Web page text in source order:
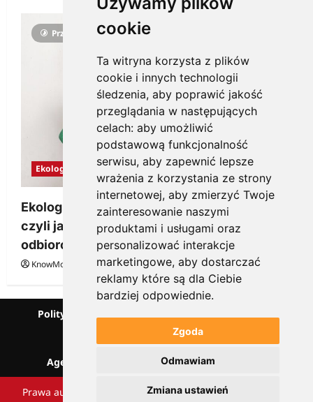
cookie
Ta witryna korzysta z plików
cookie i innych technologii
śledzenia, aby poprawić jakość
przeglądania w następujących
celach: aby umożliwić
podstawową funkcjonalność
serwisu, aby zapewnić lepsze
wrażenia z korzystania ze strony
internetowej, aby zmierzyć Twoje
zainteresowanie naszymi
produktami i usługami oraz
personalizować interakcje
marketingowe, aby dostarczać
reklamy które są dla Ciebie
bardziej odpowiednie.
Zgoda
Odmawiam
Zmiana ustawień
Przeczytano 3 minut
Ekologia
Ekologiczne gadżety reklamowe dla firmy,
czyli jak wzbudzić zainteresowanie
odbiorców
KnowMore.pl 28 grudnia, 2025 0
Polityka prywatności
Słownik marketingowy
Blog o przedsiębiorczości
Agencja marketingowa Scorise
SentiSignal
Prawa autorskie Scorise Agency Sp. z o.o. Wszelkie prawa